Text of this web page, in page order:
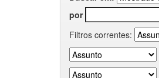
por
Filtros correntes: